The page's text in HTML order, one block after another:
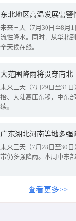
东北地区高温发展需
未来三天（7月30日至8月
流性降水。同时，从华北
全天候在线。
大范围降雨将贯穿南
未来三天（7月29日至31
抬、大陆高压东移，中东
续。
广东湖北河南等地多
未来三天（7月28日至30
带仍多强降雨。本周中东
查看更多>>